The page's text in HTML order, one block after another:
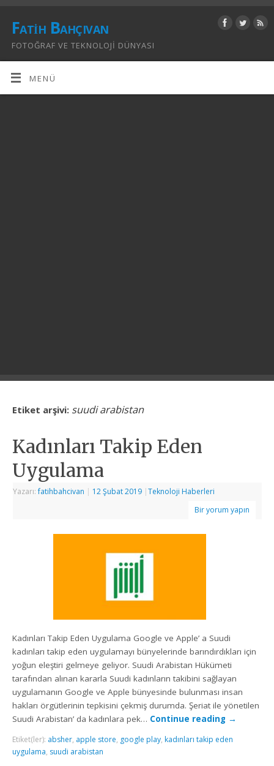
Fatih Bahçıvan
FOTOĞRAF VE TEKNOLOJI DÜNYASI
MENÜ
Etiket arşivi: suudi arabistan
Kadınları Takip Eden
Uygulama
Yazarı:fatihbahcivan | 12 Şubat 2019 |Teknoloji Haberleri
Bir yorum yapın
Kadınları Takip Eden Uygulama Google ve Apple’ a Suudi
kadınları takip eden uygulamayı bünyelerinde barındırdıkları için
yoğun eleştiri gelmeye geliyor. Suudi Arabistan Hükümeti
tarafından alınan kararla Suudi kadınların takibini sağlayan
uygulamanın Google ve Apple bünyesinde bulunması insan
hakları örgütlerinin tepkisini çekmiş durumda. Şeriat ile yönetilen
Suudi Arabistan’ da kadınlara pek… Continue reading →
Etiket(ler): absher, apple store, google play, kadınları takip eden
uygulama, suudi arabistan